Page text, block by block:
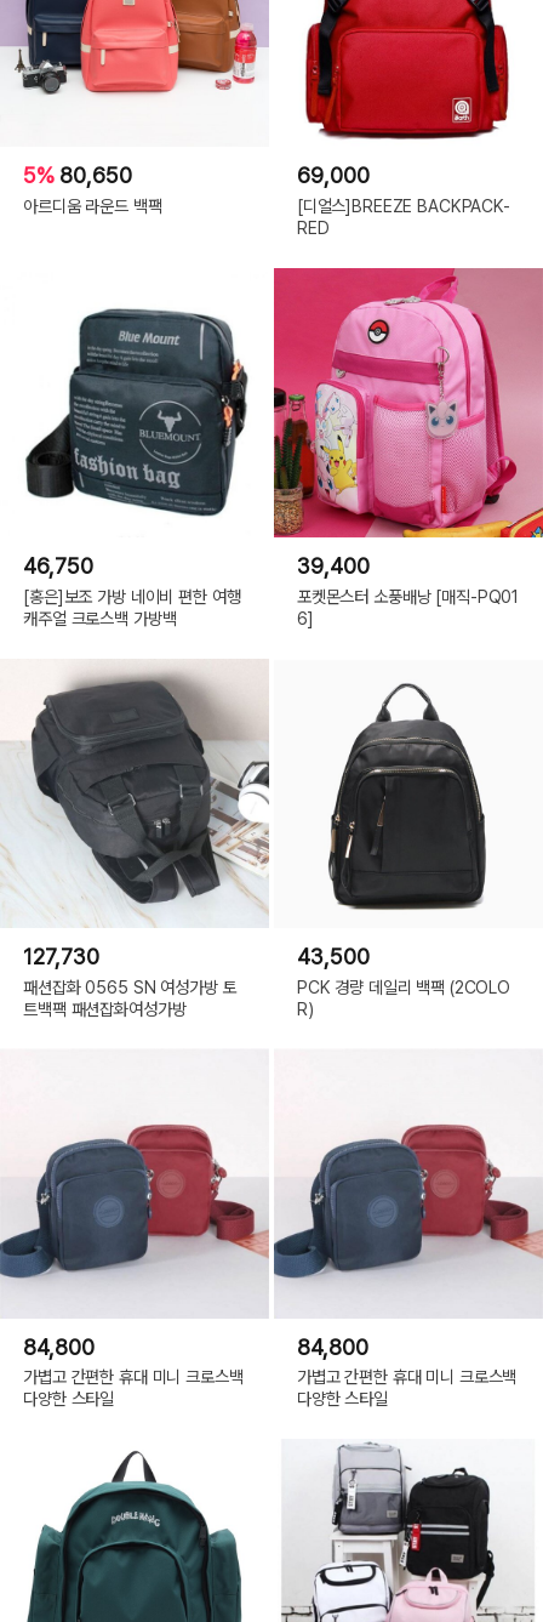
5% 80,650
아르디움 라운드 백팩
69,000
[디얼스]BREEZE BACKPACK-
RED
46,750
[홍은]보조 가방 네이비 편한 여행
캐주얼 크로스백 가방백
39,400
포켓몬스터 소풍배낭 [매직-PQ01
6]
127,730
패션잡화 0565 SN 여성가방 토
트백팩 패션잡화여성가방
43,500
PCK 경량 데일리 백팩 (2COLO
R)
84,800
가볍고 간편한 휴대 미니 크로스백
다양한 스타일
84,800
가볍고 간편한 휴대 미니 크로스백
다양한 스타일